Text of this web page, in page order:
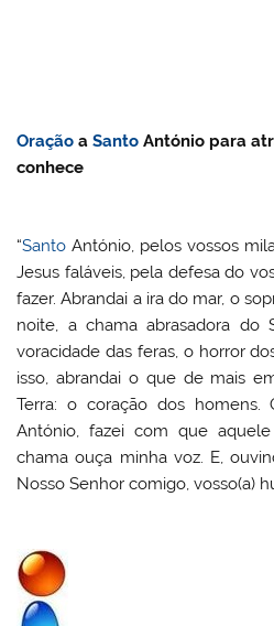
Oração aSanto António para
conhece
“Santo António, pelos vossos
Jesus faláveis, pela defesa do
fazer. Abrandai a ira do mar, o
noite, a chama abrasadora do
voracidade das feras, o horror
isso, abrandai o que de mais
Terra: o coração dos homens.
António, fazei com que
chama ouça minha voz. E,
Nosso Senhor comigo, vosso(a)